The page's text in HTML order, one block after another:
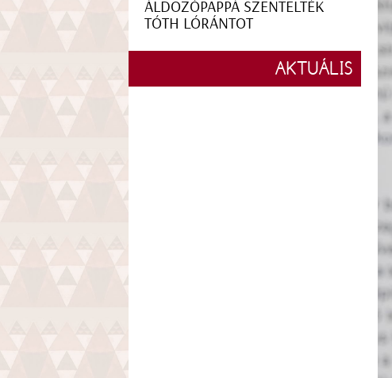
ÁLDOZÓPAPPÁ SZENTELTÉK
TÓTH LÓRÁNTOT
AKTUÁLIS